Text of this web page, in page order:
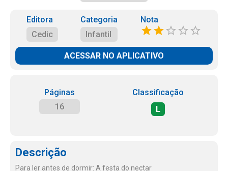
Editora
Cedic
Categoria
Infantil
Nota
ACESSAR NO APLICATIVO
Páginas
16
Classificação
L
Descrição
Para ler antes de dormir: A festa do nectar